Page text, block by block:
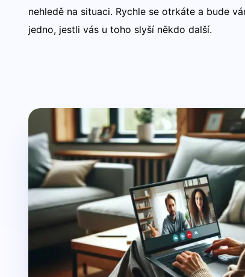
nehledě na situaci. Rychle se otrkáte a bude
jedno, jestli vás u toho slyší někdo další.